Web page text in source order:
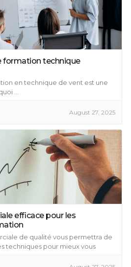
formation technique
en technique de vent est une
...
August 27, 2025
efficace pour les
de qualité vous permettra de
techniques pour mieux vous